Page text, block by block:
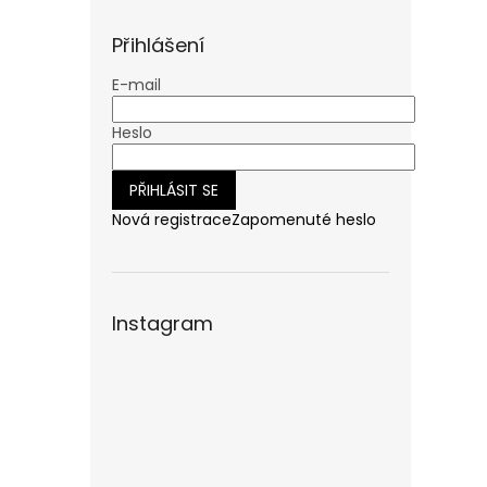
Přihlášení
E-mail
Heslo
PŘIHLÁSIT SE
Nová registraceZapomenuté heslo
Instagram